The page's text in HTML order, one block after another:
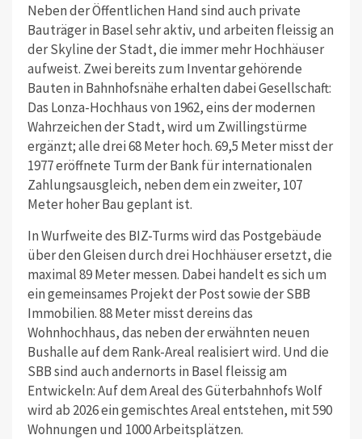
Neben der Öffentlichen Hand sind auch private
Bauträger in Basel sehr aktiv, und arbeiten fleissig an
der Skyline der Stadt, die immer mehr Hochhäuser
aufweist. Zwei bereits zum Inventar gehörende
Bauten in Bahnhofsnähe erhalten dabei Gesellschaft:
Das Lonza-Hochhaus von 1962, eins der modernen
Wahrzeichen der Stadt, wird um Zwillingstürme
ergänzt; alle drei 68 Meter hoch. 69,5 Meter misst der
1977 eröffnete Turm der Bank für internationalen
Zahlungsausgleich, neben dem ein zweiter, 107
Meter hoher Bau geplant ist.
In Wurfweite des BIZ-Turms wird das Postgebäude
über den Gleisen durch drei Hochhäuser ersetzt, die
maximal 89 Meter messen. Dabei handelt es sich um
ein gemeinsames Projekt der Post sowie der SBB
Immobilien. 88 Meter misst dereins das
Wohnhochhaus, das neben der erwähnten neuen
Bushalle auf dem Rank-Areal realisiert wird. Und die
SBB sind auch andernorts in Basel fleissig am
Entwickeln: Auf dem Areal des Güterbahnhofs Wolf
wird ab 2026 ein gemischtes Areal entstehen, mit 590
Wohnungen und 1000 Arbeitsplätzen.